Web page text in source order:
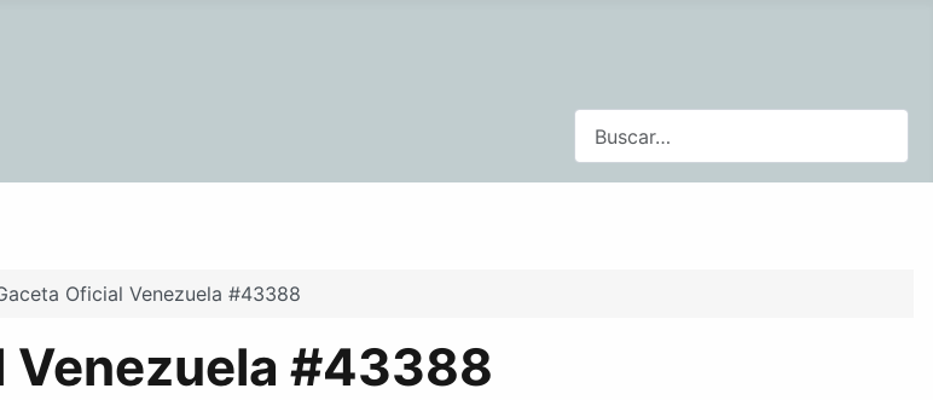
Oficial Venezuela #43388
#43388